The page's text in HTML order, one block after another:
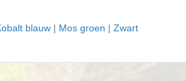
blauw | Mos groen | Zwart